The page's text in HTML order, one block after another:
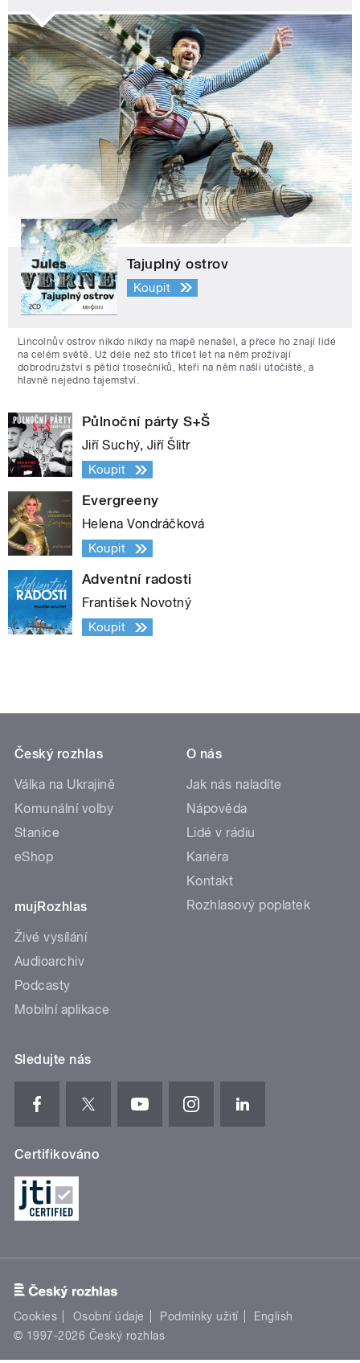
Tajuplný ostrov
Koupit
Lincolnův ostrov nikdo nikdy na mapě nenašel, a přece ho znají lidé
na celém světě. Už déle než sto třicet let na něm prožívají
dobrodružství s pěticí trosečníků, kteří na něm našli útočiště, a
hlavně nejedno tajemství.
Půlnoční párty S+Š
Jiří Suchý, Jiří Šlitr
Koupit
Evergreeny
Helena Vondráčková
Koupit
Adventní radosti
František Novotný
Koupit
Český rozhlas
Válka na Ukrajině
Komunální volby
Stanice
eShop
mujRozhlas
Živé vysílání
Audioarchiv
Podcasty
Mobilní aplikace
O nás
Jak nás naladíte
Nápověda
Lidé v rádiu
Kariéra
Kontakt
Rozhlasový poplatek
Sledujte nás
Certifikováno
Cookies Osobní údaje Podmínky užití
English
© 1997-2026 Český rozhlas